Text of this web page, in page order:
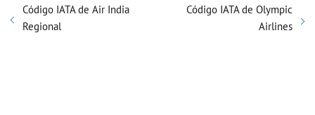
Código IATA de Air India
Regional
Código IATA de Olympic
Airlines